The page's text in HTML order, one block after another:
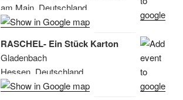
am Main, Deutschland
RASCHEL- Ein Stück Karton
Gladenbach
Hessen, Deutschland